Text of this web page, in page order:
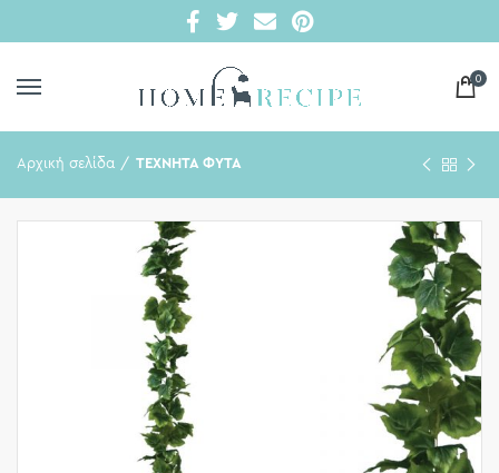
0
Αρχική σελίδα ΤΕΧΝΗΤΑ ΦΥΤΑ